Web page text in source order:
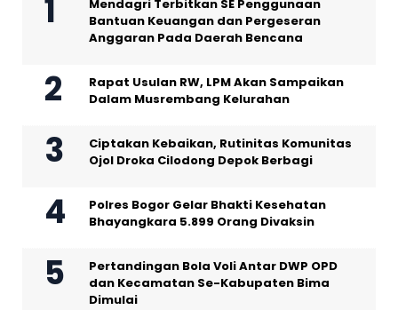
Mendagri Terbitkan SE Penggunaan
Bantuan Keuangan dan Pergeseran
Anggaran Pada Daerah Bencana
Rapat Usulan RW, LPM Akan Sampaikan
Dalam Musrembang Kelurahan
Ciptakan Kebaikan, Rutinitas Komunitas
Ojol Droka Cilodong Depok Berbagi
Polres Bogor Gelar Bhakti Kesehatan
Bhayangkara 5.899 Orang Divaksin
Pertandingan Bola Voli Antar DWP OPD
dan Kecamatan Se-Kabupaten Bima
Dimulai